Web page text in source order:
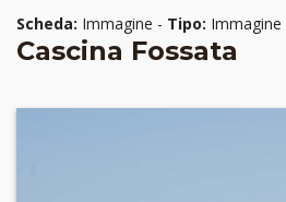
Scheda: Immagine - Tipo: Immagine
Cascina Fossata